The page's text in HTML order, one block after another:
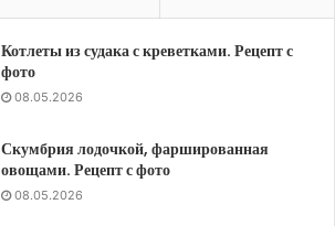
Котлеты из судака с креветками. Рецепт с
фото
08.05.2026
Скумбрия лодочкой, фаршированная
овощами. Рецепт с фото
08.05.2026